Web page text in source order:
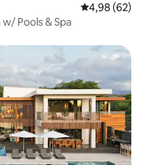
Évaluation
4,98 (62)
Pools & Spa